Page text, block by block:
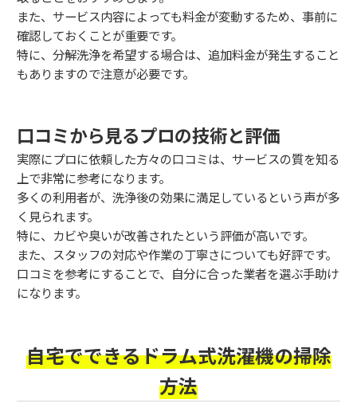
また、サービス内容によっても料金が変動するため、事前に
確認しておくことが重要です。
特に、分解洗浄を希望する場合は、追加料金が発生すること
もありますので注意が必要です。
口コミから見るプロの技術と評価
実際にプロに依頼した方々の口コミは、サービスの質を知る
上で非常に参考になります。
多くの利用者が、洗浄後の効果に満足しているという声が多
く見られます。
特に、カビや臭いが改善されたという評価が高いです。
また、スタッフの対応や作業の丁寧さについても好評です。
口コミを参考にすることで、自分に合った業者を選ぶ手助け
になります。
自宅でできるドラム式洗濯機の掃除
方法